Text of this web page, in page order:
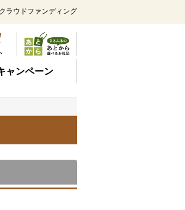
クラウドファンディング
ャンペーン